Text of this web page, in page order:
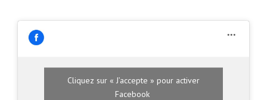
Cliquez sur « J’accepte » pour activer
Facebook